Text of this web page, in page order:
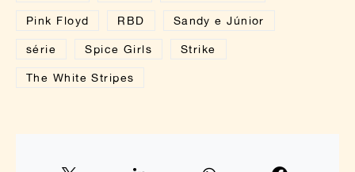
Pink Floyd RBD Sandy e Júnior
série Spice Girls Strike
The White Stripes